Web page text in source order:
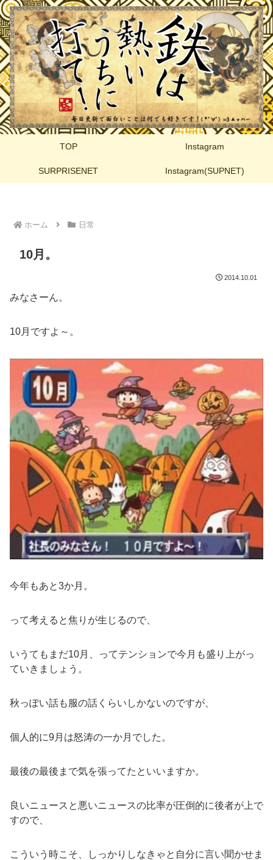
TOP Instagram
SURPRISENET Instagram(SUPNET)
ホーム 日常
10月。
2014.10.01
みなさーん。
10月ですよ～。
今年もあと3か月。
って考えると焦りが生じるので、
いうてもまだ10月、ってテンションで今月も盛り上がっ
ていきましょう。
秋っぽい話も服の話くらいしかないのですが、
個人的に9月は怒涛の一か月でした。
最後の最後まで気を張ってたといいますか。
良いニュースと悪いニュースの比率が圧倒的に後者が上で
すので、
こういう時こそ、しっかりしなきゃと自分に言い聞かせま